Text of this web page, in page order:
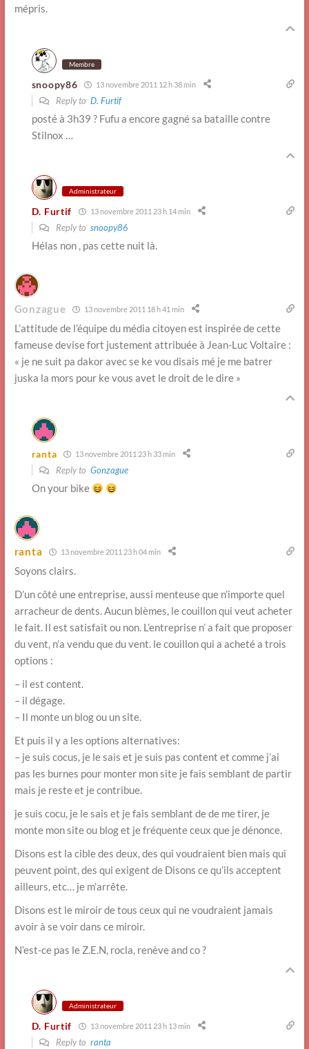
mépris.
Membre
snoopy86 13 novembre 2011 12 h 38 min
Reply to D. Furtif
posté à 3h39 ? Fufu a encore gagné sa bataille contre
Stilnox …
Administrateur
D. Furtif 13 novembre 2011 23 h 14 min
Reply to snoopy86
Hélas non , pas cette nuit là.
Gonzague 13 novembre 2011 18 h 41 min
L’attitude de l’équipe du média citoyen est inspirée de cette
fameuse devise fort justement attribuée à Jean-Luc Voltaire :
« je ne suit pa dakor avec se ke vou disais mé je me batrer
juska la mors pour ke vous avet le droit de le dire »
ranta 13 novembre 2011 23 h 33 min
Reply to Gonzague
On your bike
ranta 13 novembre 2011 23 h 04 min
Soyons clairs.
D’un côté une entreprise, aussi menteuse que n’importe quel
arracheur de dents. Aucun blèmes, le couillon qui veut acheter
le fait. Il est satisfait ou non. L’entreprise n’ a fait que proposer
du vent, n’a vendu que du vent. le couillon qui a acheté a trois
options :
– il est content.
– il dégage.
– Il monte un blog ou un site.
Et puis il y a les options alternatives:
– je suis cocus, je le sais et je suis pas content et comme j’ai
pas les burnes pour monter mon site je fais semblant de partir
mais je reste et je contribue.
je suis cocu, je le sais et je fais semblant de de me tirer, je
monte mon site ou blog et je fréquente ceux que je dénonce.
Disons est la cible des deux, des qui voudraient bien mais qui
peuvent point, des qui exigent de Disons ce qu’ils acceptent
ailleurs, etc… je m’arrête.
Disons est le miroir de tous ceux qui ne voudraient jamais
avoir à se voir dans ce miroir.
N’est-ce pas le Z.E.N, rocla, renève and co ?
Administrateur
D. Furtif 13 novembre 2011 23 h 13 min
Reply to ranta